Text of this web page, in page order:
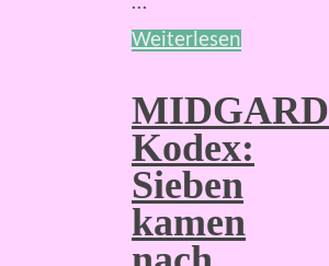
Weiterlesen
MIDGARD
Kodex:
Sieben
kamen